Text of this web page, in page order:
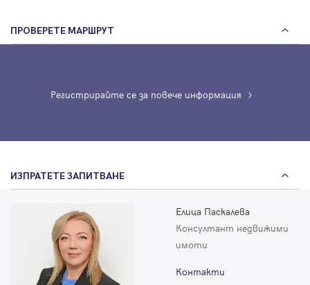
ПРОВЕРЕТЕ МАРШРУТ
Регистрирайте се за повече информация
ИЗПРАТЕТЕ ЗАПИТВАНЕ
Елица Паскалева
Консултант недвижими
имоти
Контакти